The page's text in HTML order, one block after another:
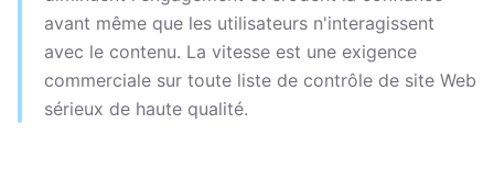
avant même que les utilisateurs n'interagissent
avec le contenu. La vitesse est une exigence
commerciale sur toute liste de contrôle de site Web
sérieux de haute qualité.